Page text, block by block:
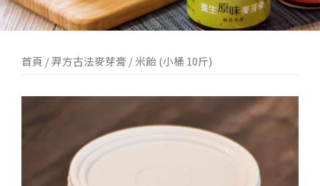
首頁 /羿方古法麥芽膏 / 米飴 (小桶 10斤)